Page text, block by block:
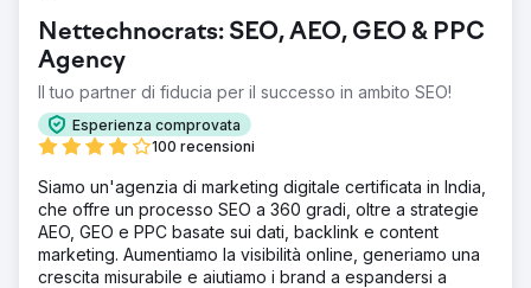
Nettechnocrats: SEO, AEO, GEO & PPC
Agency
Il tuo partner di fiducia per il successo in ambito SEO!
Esperienza comprovata
100 recensioni
Siamo un'agenzia di marketing digitale certificata in India,
che offre un processo SEO a 360 gradi, oltre a strategie
AEO, GEO e PPC basate sui dati, backlink e content
marketing. Aumentiamo la visibilità online, generiamo una
crescita misurabile e aiutiamo i brand a espandersi a